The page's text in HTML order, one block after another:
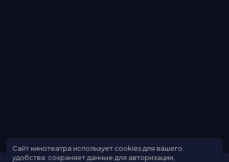
Сайт кинотеатра использует cookies для вашего
удобства: сохраняет данные для авторизации,